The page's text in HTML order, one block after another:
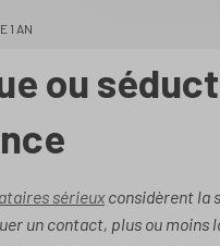
1 AN
ou
sérieuxconsidèrent la
un contact, plus ou moins